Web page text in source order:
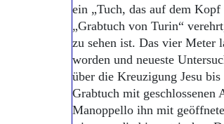
ein „Tuch, das auf dem
„Grabtuch von Turin“
zu sehen ist. Das vier Meter
worden und neueste
über die Kreuzigung Jesu
Grabtuch mit geschlossenen
Manoppello ihn mit